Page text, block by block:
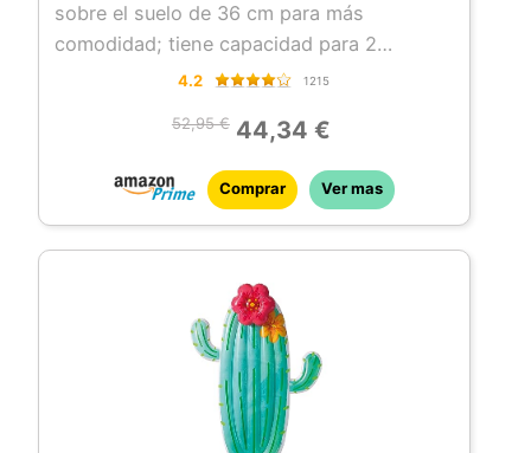
sobre el suelo de 36 cm para más
comodidad; tiene capacidad para 2
personas y soporta un máximo de 272 kg
PVC laminado con superficie aterciopelada
y su estructura interior se compone de
miles de finas fibras de poliéster de alta
resistencia (tecnología Fiber-Tech) para
Inflado y desinflado 2 en 1: viene equipado
para poderse hinchar o deshinchar en 6
minutos aproximadamente; gracias a la
bomba eléctrica FastFill USB incorporada
(cable USB integrado) o mediante una
4.2 1215
52,95 € 44,34 €
Comprar Ver mas